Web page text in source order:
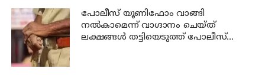
പോലീസ് യൂണിഫോം വാങ്ങി
നല്‍കാമെന്ന് വാഗ്ദാനം ചെയ്ത്
ലക്ഷങ്ങള്‍ തട്ടിയെടുത്ത് പോലീസ്